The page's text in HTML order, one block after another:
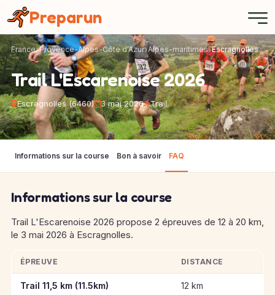
Preparun
France Provence-Alpes-Côte d'Azur Alpes-maritimes Escragnolles
Trail L'Escarenoise 2026
Escragnolles (6460) 3 mai 2026 Trail
Informations sur la course Bon à savoir FAQ
Informations sur la course
Trail L'Escarenoise 2026 propose 2 épreuves de 12 à 20 km,
le 3 mai 2026 à Escragnolles.
Informations clés des épreuves de Trail L'Escarenoise 2026
ÉPREUVE DISTANCE
Trail 11,5 km (11.5km) 12 km
Panneau de gestion des cookies